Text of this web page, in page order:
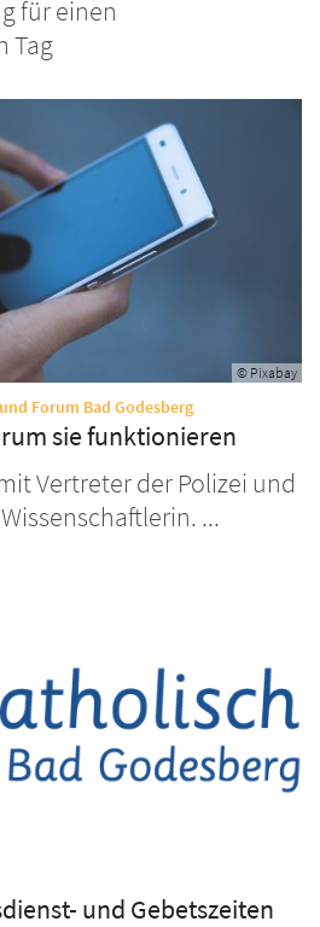
für einen
Tag
© Pixabay
Forum Bad Godesberg:
sie funktionieren
Vertreter der Polizei und
...
und Gebetszeiten